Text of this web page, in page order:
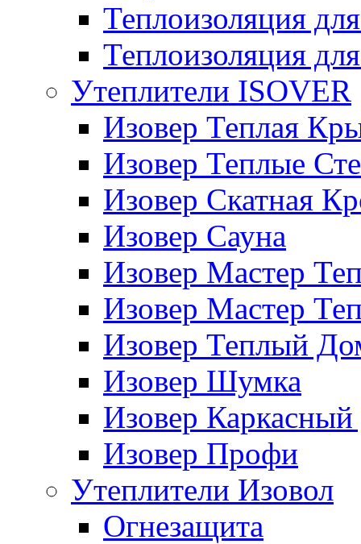
Теплоизоляция
Теплоизоляция
Утеплители ISOVER
Изовер Теплая
Изовер Теплые
Изовер Скатная
Изовер Сауна
Изовер Мастер
Изовер Мастер
Изовер Теплый
Изовер Шумка
Изовер
Изовер Профи
Утеплители Изовол
Огнезащита